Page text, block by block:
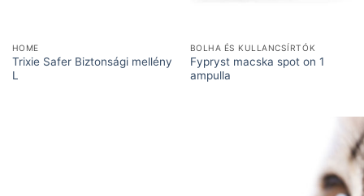
HOME
Trixie Safer Biztonsági mellény
L
BOLHA ÉS KULLANCSÍRTÓK
Fypryst macska spot on 1
ampulla